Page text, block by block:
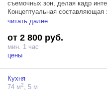
съемочных зон, делая кадр
Концептуальная
фильмом, а футуристичные
вместе, создают яркий и
читать далее
от 2 800 руб.
мин. 1 час
цены
Кухня
74 м2, 5 м